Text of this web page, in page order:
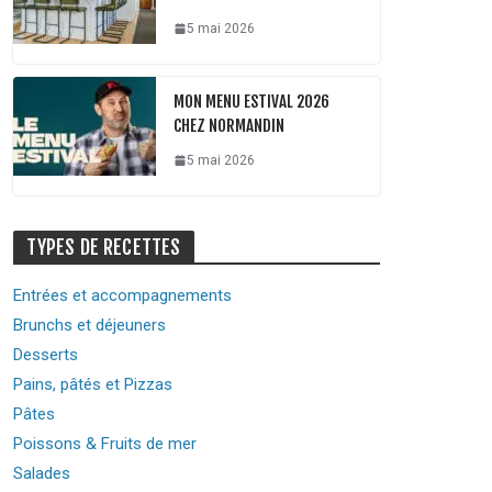
5 mai 2026
MON MENU ESTIVAL 2026
CHEZ NORMANDIN
5 mai 2026
TYPES DE RECETTES
Entrées et accompagnements
Brunchs et déjeuners
Desserts
Pains, pâtés et Pizzas
Pâtes
Poissons & Fruits de mer
Salades